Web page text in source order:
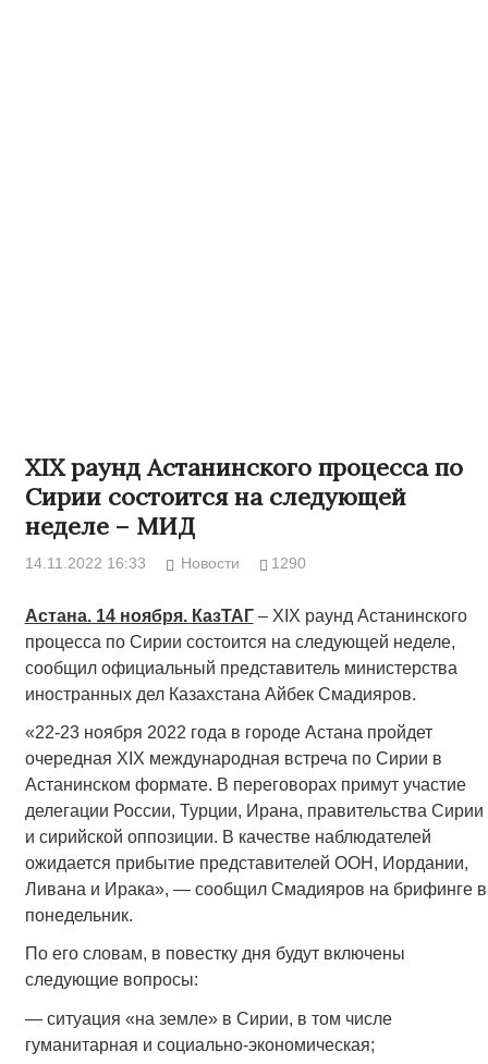
XIX раунд Астанинского процесса по
Сирии состоится на следующей
неделе – МИД
14.11.2022 16:33 Новости 1290
Астана. 14 ноября. КазТАГ– XIX раунд Астанинского
процесса по Сирии состоится на следующей неделе,
сообщил официальный представитель министерства
иностранных дел Казахстана Айбек Смадияров.
«22-23 ноября 2022 года в городе Астана пройдет
очередная XIX международная встреча по Сирии в
Астанинском формате. В переговорах примут участие
делегации России, Турции, Ирана, правительства Сирии
и сирийской оппозиции. В качестве наблюдателей
ожидается прибытие представителей ООН, Иордании,
Ливана и Ирака», — сообщил Смадияров на брифинге в
понедельник.
По его словам, в повестку дня будут включены
следующие вопросы:
— ситуация «на земле» в Сирии, в том числе
гуманитарная и социально-экономическая;